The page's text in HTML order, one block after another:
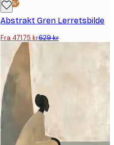
-25%*
Abstrakt Gren Lerretsbilde
Fra 471,75 kr629 kr